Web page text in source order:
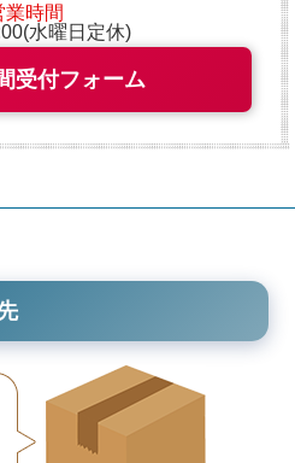
業時間
水曜日定休)
受付フォーム